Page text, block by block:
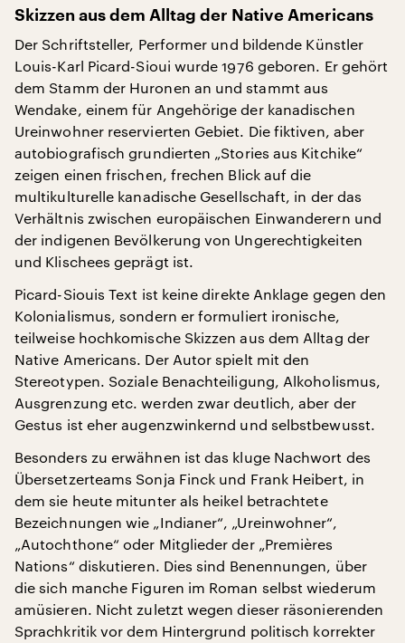
Skizzen aus dem Alltag der Native Americans
Der Schriftsteller, Performer und bildende Künstler
Louis-Karl Picard-Sioui wurde 1976 geboren. Er gehört
dem Stamm der Huronen an und stammt aus
Wendake, einem für Angehörige der kanadischen
Ureinwohner reservierten Gebiet. Die fiktiven, aber
autobiografisch grundierten „Stories aus Kitchike“
zeigen einen frischen, frechen Blick auf die
multikulturelle kanadische Gesellschaft, in der das
Verhältnis zwischen europäischen Einwanderern und
der indigenen Bevölkerung von Ungerechtigkeiten
und Klischees geprägt ist.
Picard-Siouis Text ist keine direkte Anklage gegen den
Kolonialismus, sondern er formuliert ironische,
teilweise hochkomische Skizzen aus dem Alltag der
Native Americans. Der Autor spielt mit den
Stereotypen. Soziale Benachteiligung, Alkoholismus,
Ausgrenzung etc. werden zwar deutlich, aber der
Gestus ist eher augenzwinkernd und selbstbewusst.
Besonders zu erwähnen ist das kluge Nachwort des
Übersetzerteams Sonja Finck und Frank Heibert, in
dem sie heute mitunter als heikel betrachtete
Bezeichnungen wie „Indianer“, „Ureinwohner“,
„Autochthone“ oder Mitglieder der „Premières
Nations“ diskutieren. Dies sind Benennungen, über
die sich manche Figuren im Roman selbst wiederum
amüsieren. Nicht zuletzt wegen dieser räsonierenden
Sprachkritik vor dem Hintergrund politisch korrekter